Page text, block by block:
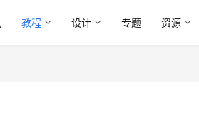
教程 设计 专题 资源